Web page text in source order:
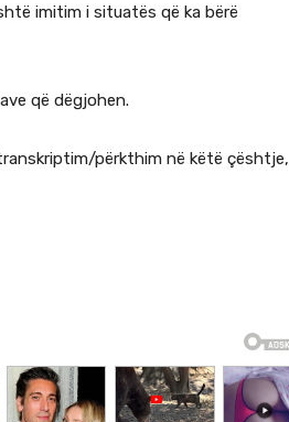
imitim i situatës që ka bërë
që dëgjohen.
përkthim në këtë çështje,